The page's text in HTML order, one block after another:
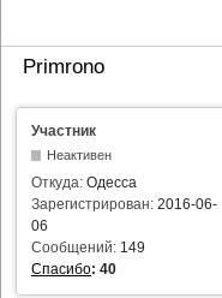
Primrono
Участник
Неактивен
Откуда: Одесса
Зарегистрирован: 2016-06-
06
Сообщений: 149
Спасибо: 40